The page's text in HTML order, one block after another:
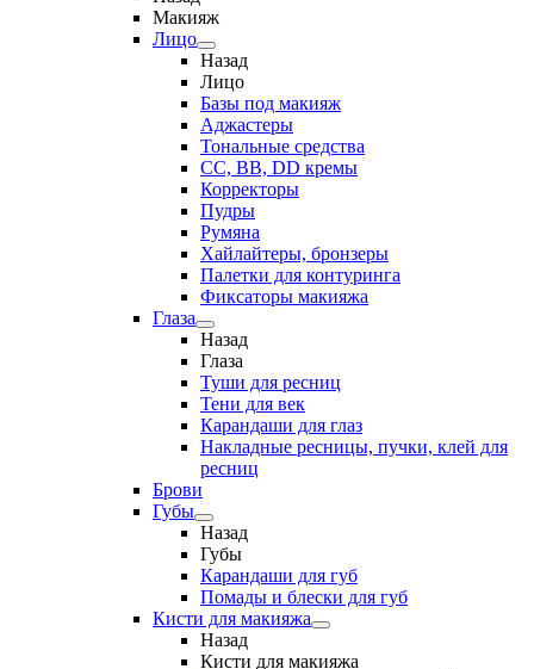
Макияж
Лицо
Назад
Лицо
Базы под макияж
Аджастеры
Тональные средства
CC, BB, DD кремы
Корректоры
Пудры
Румяна
Хайлайтеры, бронзеры
Палетки для контуринга
Фиксаторы макияжа
Глаза
Назад
Глаза
Туши для ресниц
Тени для век
Карандаши для глаз
Накладные ресницы, пучки, клей для
ресниц
Брови
Губы
Назад
Губы
Карандаши для губ
Помады и блески для губ
Кисти для макияжа
Назад
Кисти для макияжа